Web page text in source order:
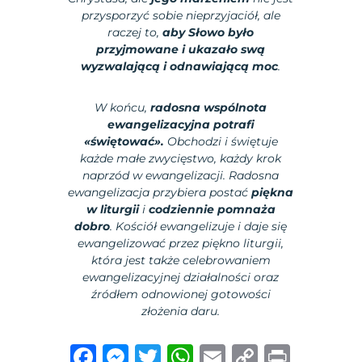
przysporzyć sobie nieprzyjaciół, ale
raczej to,aby Słowo było
przyjmowane i ukazało swą
wyzwalającą i odnawiającą moc.
W końcu,radosna wspólnota
ewangelizacyjna potrafi
«świętować». Obchodzi i świętuje
każde małe zwycięstwo, każdy krok
naprzód w ewangelizacji. Radosna
ewangelizacja przybiera postaćpiękna
w liturgiii codziennie pomnaża
dobro. Kościół ewangelizuje i daje się
ewangelizować przez piękno liturgii,
która jest także celebrowaniem
ewangelizacyjnej działalności oraz
źródłem odnowionej gotowości
złożenia daru.